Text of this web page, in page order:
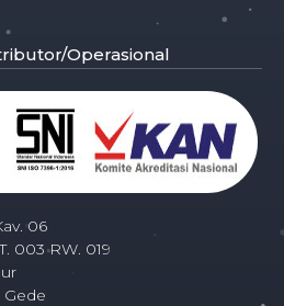
Operasional
06
003 RW. 019